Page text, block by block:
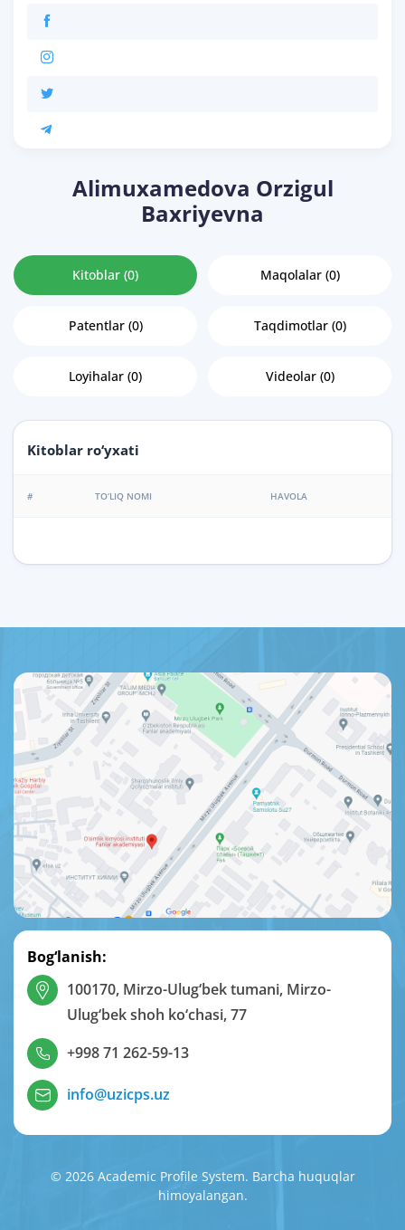
Alimuxamedova Orzigul
Baxriyevna
Kitoblar (0) Maqolalar (0)
Patentlar (0) Taqdimotlar (0)
Loyihalar (0) Videolar (0)
Kitoblar ro‘yxati
# TO‘LIQ NOMI HAVOLA
Bog‘lanish:
100170, Mirzo-Ulug‘bek tumani, Mirzo-
Ulug‘bek shoh ko‘chasi, 77
+998 71 262-59-13
info@uzicps.uz
© 2026 Academic Profile System. Barcha huquqlar
himoyalangan.